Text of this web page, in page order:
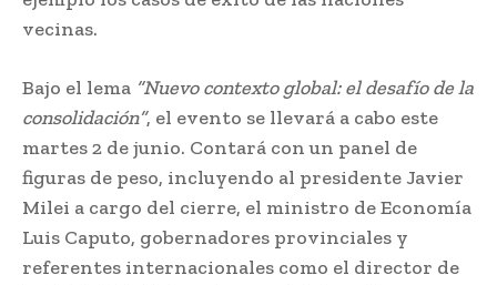
vecinas.
Bajo el lema “Nuevo contexto global: el desafío de la
consolidación”, el evento se llevará a cabo este
martes 2 de junio. Contará con un panel de
figuras de peso, incluyendo al presidente Javier
Milei a cargo del cierre, el ministro de Economía
Luis Caputo, gobernadores provinciales y
referentes internacionales como el director de